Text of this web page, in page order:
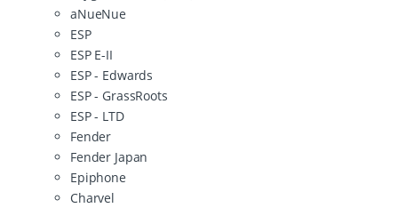
aNueNue
ESP
ESP E-II
ESP - Edwards
ESP - GrassRoots
ESP - LTD
Fender
Fender Japan
Epiphone
Charvel